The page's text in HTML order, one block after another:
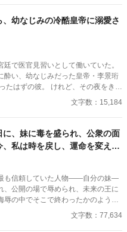
幼なじみの冷酷皇帝に溺愛さ
で医官見習いとして働いていた。
酔い、幼なじみだった皇帝・李景珩
られる皇帝が、
――。
文字数：15,184
、妹に毒を盛られ、公衆の面
私は時を戻し、運命を変えに
も信頼していた人物――自分の妹―
公開の場で辱められ、未来の王に
辱の中でそこで終わったかのように
えたとき、不可能なことが起きた―
目を覚まし、あらゆる涙、嘘、そ
文字数：77,634